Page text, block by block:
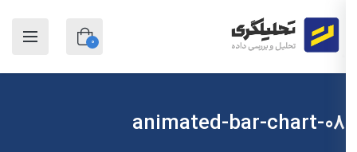
animated-bar-chart-08